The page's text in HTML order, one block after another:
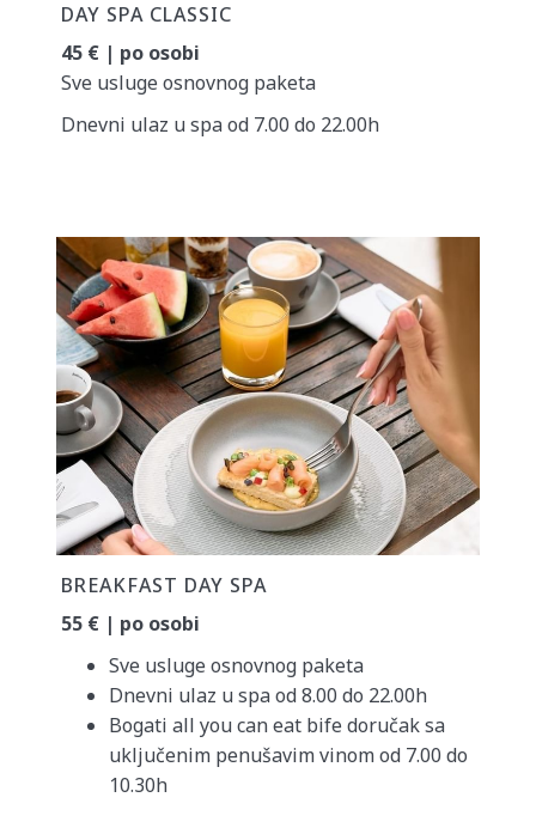
DAY SPA CLASSIC
45 € | po osobi
Sve usluge osnovnog paketa
Dnevni ulaz u spa od 7.00 do 22.00h
BREAKFAST DAY SPA
55 € | po osobi
Sve usluge osnovnog paketa
Dnevni ulaz u spa od 8.00 do 22.00h
Bogati all you can eat bife doručak sa
uključenim penušavim vinom od 7.00 do
10.30h